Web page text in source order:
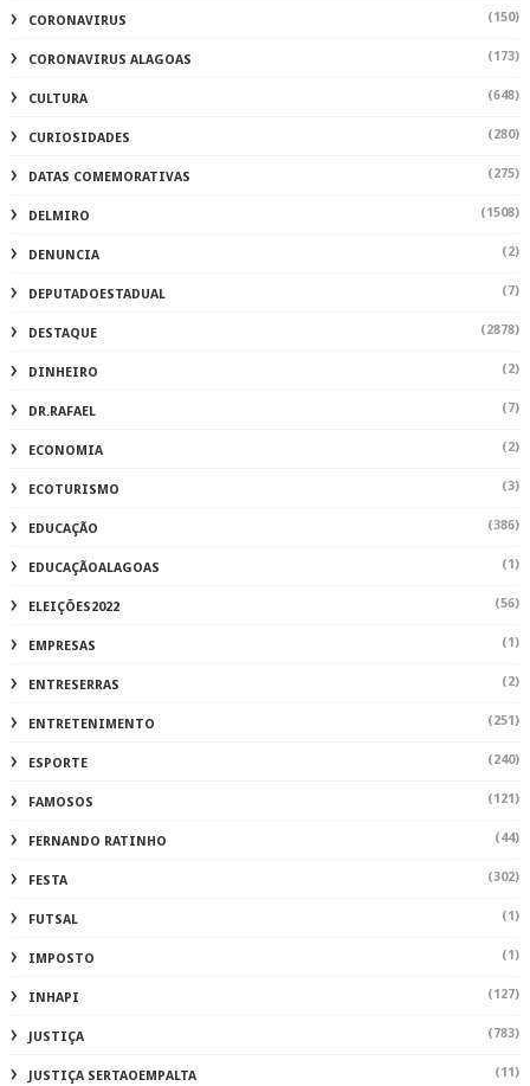
CORONAVIRUS (150)
CORONAVIRUS ALAGOAS (173)
CULTURA (648)
CURIOSIDADES (280)
DATAS COMEMORATIVAS (275)
DELMIRO (1508)
DENUNCIA (2)
DEPUTADOESTADUAL (7)
DESTAQUE (2878)
DINHEIRO (2)
DR.RAFAEL (7)
ECONOMIA (2)
ECOTURISMO (3)
EDUCAÇÃO (386)
EDUCAÇÃOALAGOAS (1)
ELEIÇÕES2022 (56)
EMPRESAS (1)
ENTRESERRAS (2)
ENTRETENIMENTO (251)
ESPORTE (240)
FAMOSOS (121)
FERNANDO RATINHO (44)
FESTA (302)
FUTSAL (1)
IMPOSTO (1)
INHAPI (127)
JUSTIÇA (783)
JUSTIÇA SERTAOEMPALTA (11)